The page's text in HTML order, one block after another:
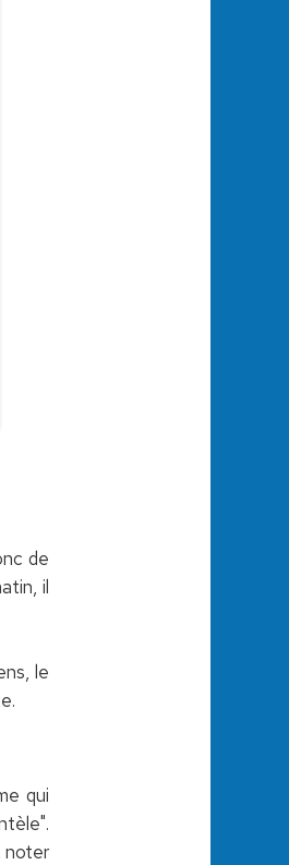
de
il
le
qui
noter